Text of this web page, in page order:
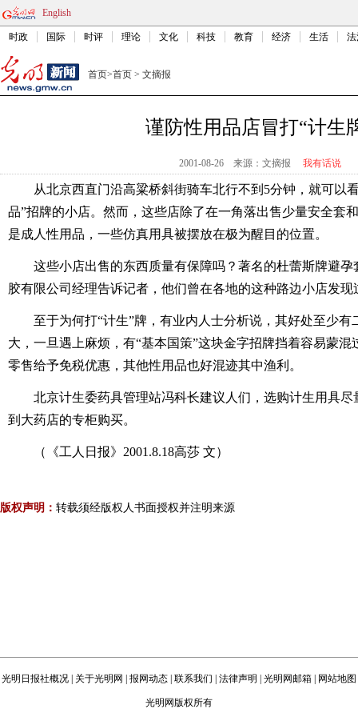
English
时政 国际 时评 理论 文化 科技 教育 经济 生活
首页>首页 > 文摘报
谨防性用品店冒打“计生
2001-08-26 来源：文摘报 我有话说
从北京西直门沿高粱桥斜街骑车北行不到5分钟，就可以
品”招牌的小店。然而，这些店除了在一角落出售少量安全套
是成人性用品，一些仿真用具被摆放在极为醒目的位置。
这些小店出售的东西质量有保障吗？著名的杜蕾斯牌避
胶有限公司经理告诉记者，他们曾在各地的这种路边小店发
至于为何打“计生”牌，有业内人士分析说，其好处至少
大，一旦遇上麻烦，有“基本国策”这块金字招牌挡着容易蒙
零售给予免税优惠，其他性用品也好混迹其中渔利。
北京计生委药具管理站冯科长建议人们，选购计生用具
到大药店的专柜购买。
（《工人日报》2001.8.18高莎 文）
版权声明： 转载须经版权人书面授权并注明来源
光明日报社概况 关于光明网 报网动态 联系我们 法律声明 光明网邮箱 网站地图
光明网版权所有